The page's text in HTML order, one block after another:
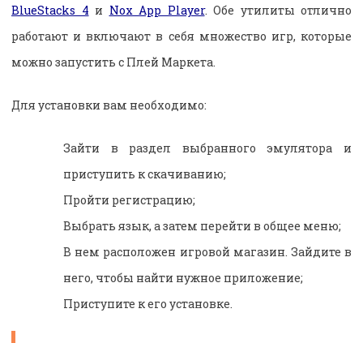
BlueStacks 4 и Nox App Player. Обе утилиты отлично
работают и включают в себя множество игр, которые
можно запустить с Плей Маркета.
Для установки вам необходимо:
Зайти в раздел выбранного эмулятора и
приступить к скачиванию;
Пройти регистрацию;
Выбрать язык, а затем перейти в общее меню;
В нем расположен игровой магазин. Зайдите в
него, чтобы найти нужное приложение;
Приступите к его установке.